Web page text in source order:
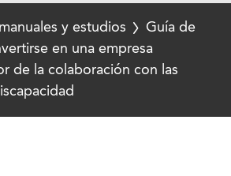
y estudios
Guía de
en una empresa
de la colaboración con las